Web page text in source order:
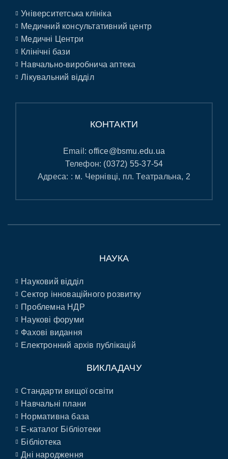
Університетська клініка
Медичний консультативний центр
Медичні Центри
Клінічні бази
Навчально-виробнича аптека
Лікувальний відділ
КОНТАКТИ
Email:office@bsmu.edu.ua
Телефон: (0372) 55-37-54
Адреса: : м. Чернівці, пл. Театральна, 2
НАУКА
Науковий відділ
Сектор інноваційного розвитку
Проблемна НДР
Наукові форуми
Фахові видання
Електронний архів публікацій
ВИКЛАДАЧУ
Стандарти вищої освіти
Навчальні плани
Нормативна база
E-каталог Бібліотеки
Бібліотека
Дні народження